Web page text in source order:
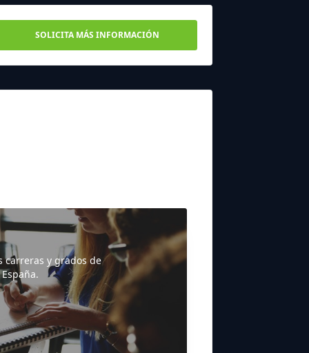
SOLICITA MÁS INFORMACIÓN
carreras y grados de